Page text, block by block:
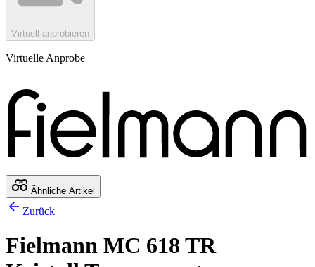
Virtuell anprobieren
Virtuelle Anprobe
Ähnliche Artikel
Zurück
Fielmann MC 618 TR